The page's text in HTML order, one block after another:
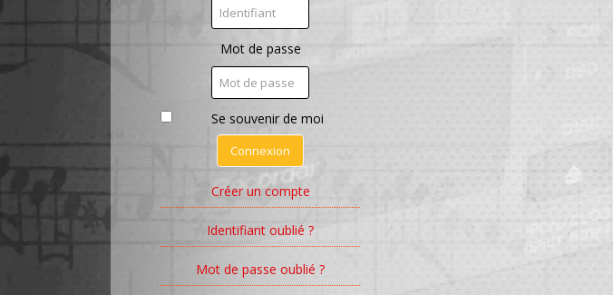
Mot de passe
Se souvenir de moi
Connexion
Créer un compte
Identifiant oublié ?
Mot de passe oublié ?